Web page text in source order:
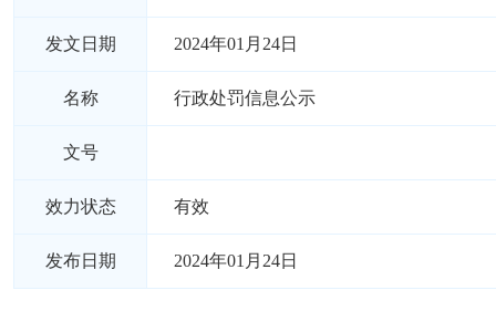
发文日期 2024年01月24日
名称 行政处罚信息公示
文号
效力状态 有效
发布日期 2024年01月24日